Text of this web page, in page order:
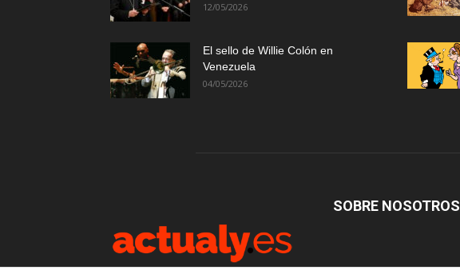
12/05/2026
El sello de Willie Colón en
Venezuela
04/05/2026
SOBRE NOSOTROS